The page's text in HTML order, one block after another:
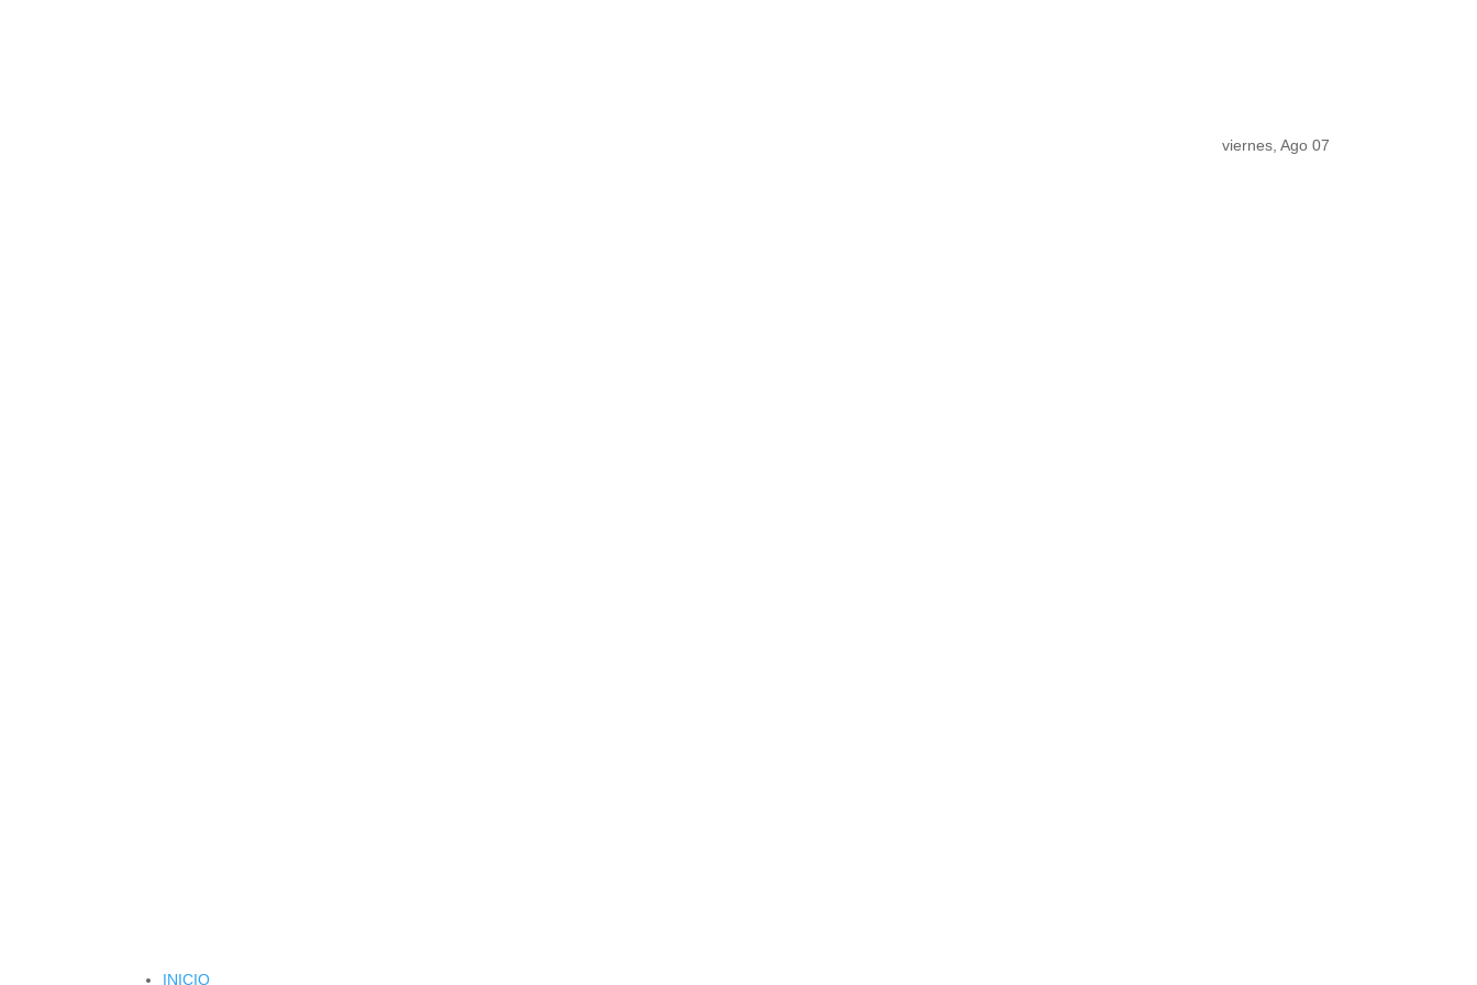
viernes, Ago 07
INICIO